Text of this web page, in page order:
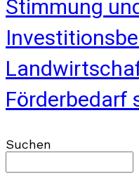
Stimmung
Förderbedarf
Suchen